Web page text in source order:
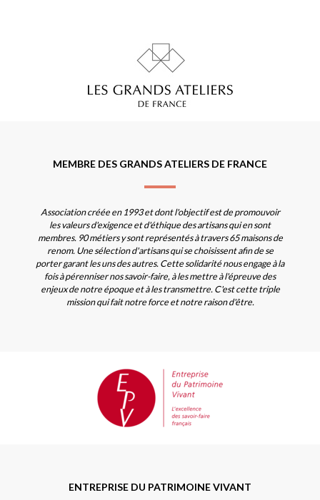
MEMBRE DES GRANDS ATELIERS DE FRANCE
Association créée en 1993 et dont l'objectif est de promouvoir
les valeurs d'exigence et d'éthique des artisans qui en sont
membres. 90 métiers y sont représentés à travers 65 maisons de
renom. Une sélection d'artisans qui se choisissent afin de se
porter garant les uns des autres. Cette solidarité nous engage à la
fois à pérenniser nos savoir-faire, à les mettre à l'épreuve des
enjeux de notre époque et à les transmettre. C'est cette triple
mission qui fait notre force et notre raison d'être.
ENTREPRISE DU PATRIMOINE VIVANT